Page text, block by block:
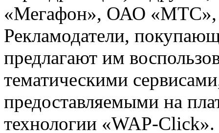
«Мегафон», ОАО «МТС»,
Рекламодатели,
предлагают им
тематическими
предоставляемыми на
технологии «WAP-